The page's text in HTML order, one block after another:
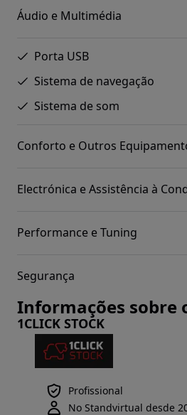
Áudio e Multimédia
Porta USB
Sistema de navegação
Sistema de som
Conforto e Outros
Electrónica e Assistência à
Performance e Tuning
Segurança
Informações sobre
1CLICK STOCK
Profissional
No Standvirtual desde